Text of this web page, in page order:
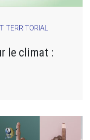
TERRITORIAL
le climat :